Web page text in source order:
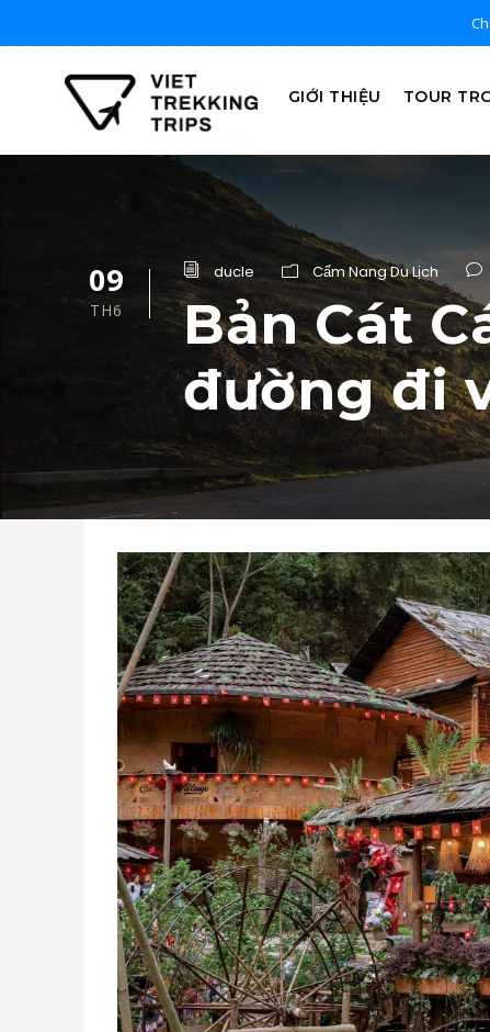
GIỚI THIỆU TOUR
09
TH6
ducle Cẩm Nang Du Lịch
Bản Cát
đường đi